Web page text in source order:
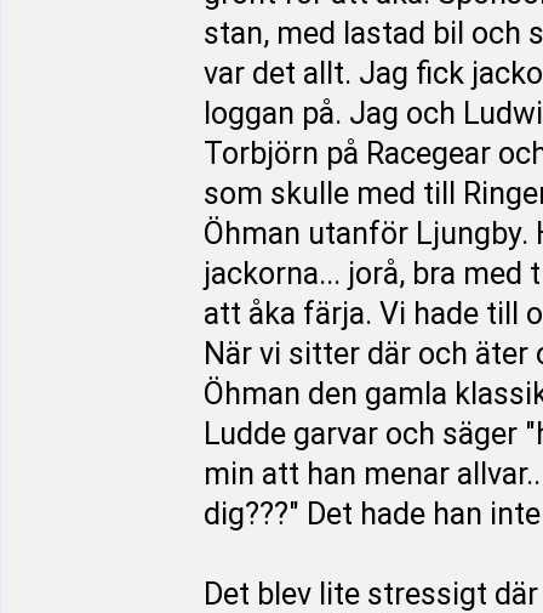
stan, med lastad bil och
var det allt. Jag fick
loggan på. Jag och
Torbjörn på Racegear
som skulle med till
Öhman utanför Ljungby.
jackorna... jorå, bra med
att åka färja. Vi hade till
När vi sitter där och
Öhman den gamla
Ludde garvar och säger
min att han menar
dig???" Det hade han
Det blev lite stressigt